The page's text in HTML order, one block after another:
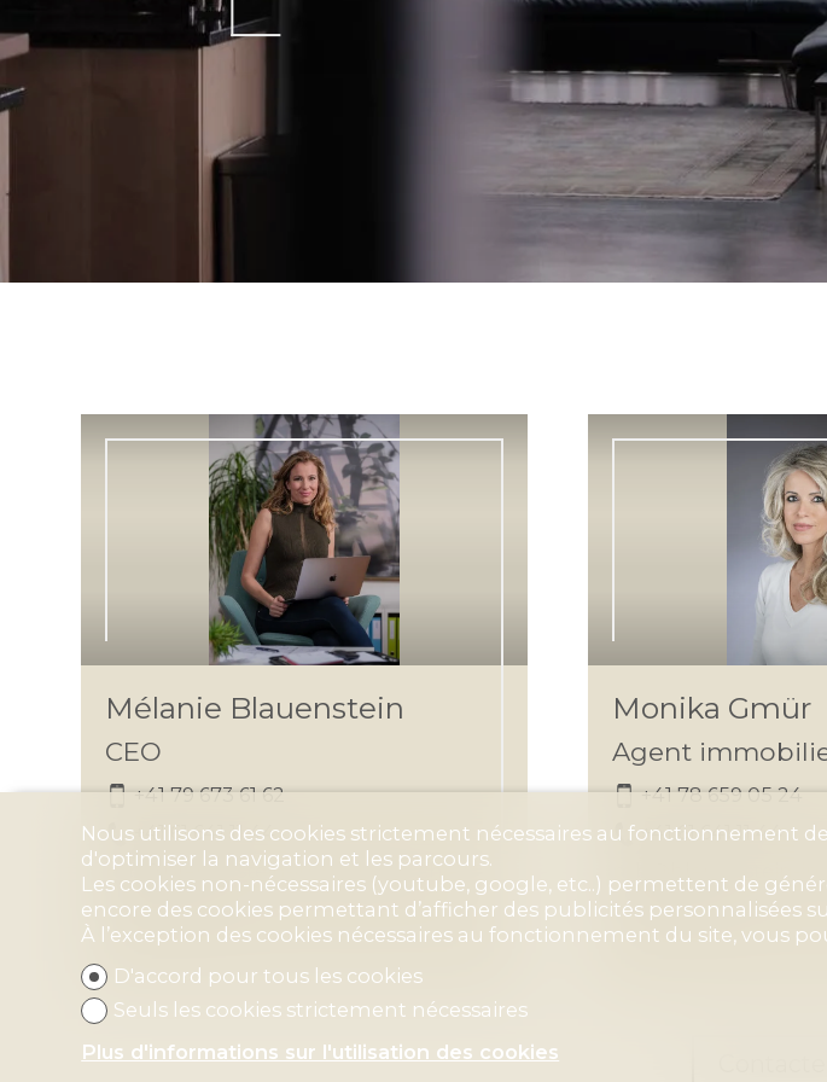
Mélanie Blauenstein
CEO
+41 79 673 61 62
+41 61 641 11 44
mb@blauenstein-immobilien.ch
FR-DE- EN
Monika Gmür
Agent
+41 78 659 05 24
+41 61 641 11 44
mb@blauenstein-
FR-DE-EN
Nous utilisons des cookies strictement nécessaires au fonctionnement
d'optimiser la navigation et les parcours.
Les cookies non-nécessaires (youtube, google, etc..) permettent de
encore des cookies permettant d’afficher des publicités personnalisées
À l’exception des cookies nécessaires au fonctionnement du site, vous
D'accord pour tous les cookies
Seuls les cookies strictement nécessaires
Plus d'informations sur l'utilisation des cookies